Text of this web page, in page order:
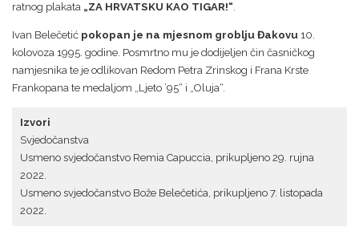
ratnog plakata „ZA HRVATSKU KAO TIGAR!“.
Ivan Belečetić pokopan je na mjesnom groblju Đakovu 10.
kolovoza 1995. godine. Posmrtno mu je dodijeljen čin časničkog
namjesnika te je odlikovan Redom Petra Zrinskog i Frana Krste
Frankopana te medaljom „Ljeto ’95“ i „Oluja“.
Izvori
Svjedočanstva
Usmeno svjedočanstvo Remia Capuccia, prikupljeno 29. rujna
2022.
Usmeno svjedočanstvo Bože Belečetića, prikupljeno 7. listopada
2022.